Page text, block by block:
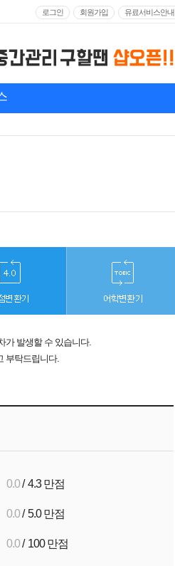
로그인 회원가입 유료서비스안내
가 발생할 수 있습니다.
부탁드립니다.
0.0/ 4.3 만점
0.0/ 5.0 만점
0.0/ 100 만점